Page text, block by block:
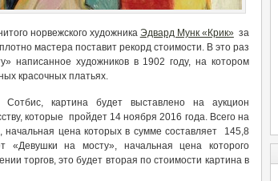
норвежского художника Эдвард Мунк «Крик»за
мастера поставит рекорд стоимости. В это раз
написанное художников в 1902 году, на котором
красочных платьях.
картина будет выставлено на аукцион
которые пройдет 14 ноября 2016 года. Всего на
начальная цена которых в сумме составляет 145,8
на мосту», начальная цена которого
торгов, это будет вторая по стоимости картина в